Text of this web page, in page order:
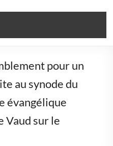
pour un
au synode du
évangélique
Vaud sur le